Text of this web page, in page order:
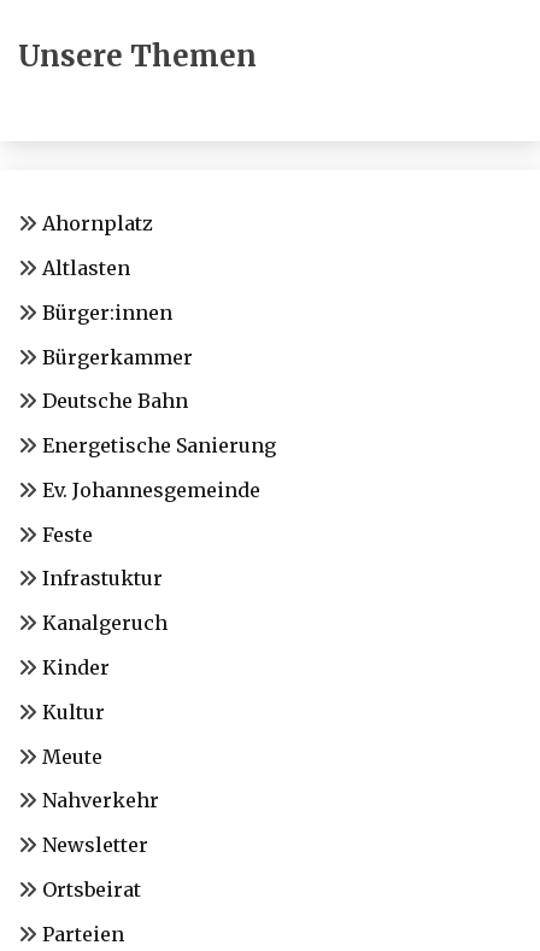
Unsere Themen
Ahornplatz
Altlasten
Bürger:innen
Bürgerkammer
Deutsche Bahn
Energetische Sanierung
Ev. Johannesgemeinde
Feste
Infrastuktur
Kanalgeruch
Kinder
Kultur
Meute
Nahverkehr
Newsletter
Ortsbeirat
Parteien